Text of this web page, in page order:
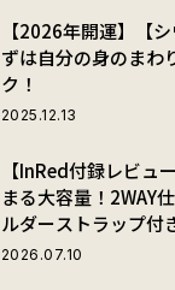
【2026年開運】【
ずは自分の身のまわ
ク！
2025.12.13
【InRed付録レビュ
まる大容量！2WAY
ルダーストラップ付
が夏旅におすすめな
2026.07.10